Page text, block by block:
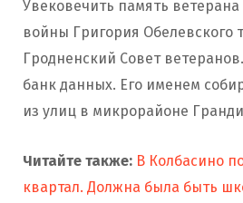
Увековечить память
войны Григория Обелевского
Гродненский Совет
банк данных. Его именем
из улиц в микрорайоне
Читайте также: В Колбасино
квартал. Должна была быть